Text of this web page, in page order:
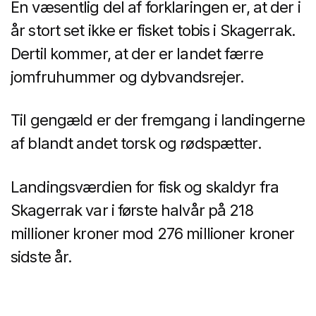
En væsentlig del af forklaringen er, at der i
år stort set ikke er fisket tobis i Skagerrak.
Dertil kommer, at der er landet færre
jomfruhummer og dybvandsrejer.
Til gengæld er der fremgang i landingerne
af blandt andet torsk og rødspætter.
Landingsværdien for fisk og skaldyr fra
Skagerrak var i første halvår på 218
millioner kroner mod 276 millioner kroner
sidste år.